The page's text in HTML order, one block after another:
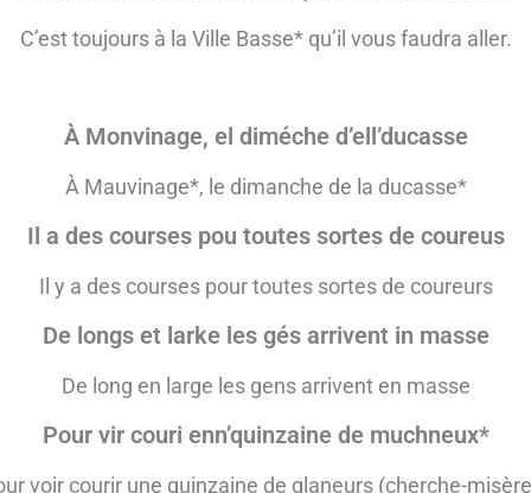
C’est toujours à la Ville Basse* qu’il vous faudra aller.
À Monvinage, el diméche d’ell’ducasse
À Mauvinage*, le dimanche de la ducasse*
Il a des courses pou toutes sortes de coureus
Il y a des courses pour toutes sortes de coureurs
De longs et larke les gés arrivent in masse
De long en large les gens arrivent en masse
Pour vir couri enn’quinzaine de muchneux*
voir courir une quinzaine de glaneurs (cherche-